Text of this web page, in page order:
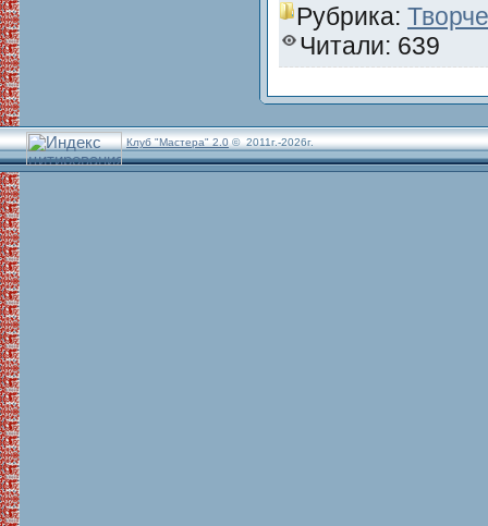
Рубрика:
Читали: 639
Клуб "Мастера" 2.0 © 2011г.-2026г.